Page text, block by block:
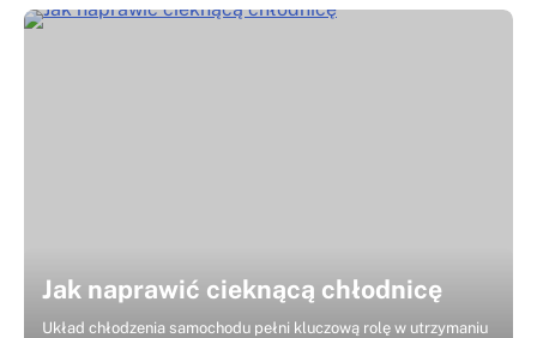
Jak naprawić cieknącą chłodnicę
Układ chłodzenia samochodu pełni kluczową rolę w utrzymaniu